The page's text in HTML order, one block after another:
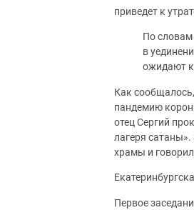
приведет к
По словам
в
ожидают
Как
пандемию
отец Сергий
лагеря
храмы и
Первое